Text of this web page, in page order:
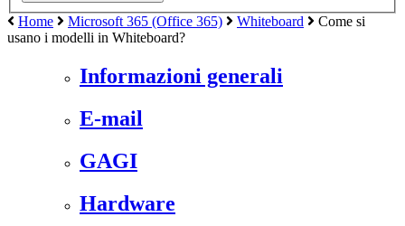
Home Microsoft 365 (Office 365) Whiteboard
Come si
usano i modelli in Whiteboard?
Informazioni generali
E-mail
GAGI
Hardware